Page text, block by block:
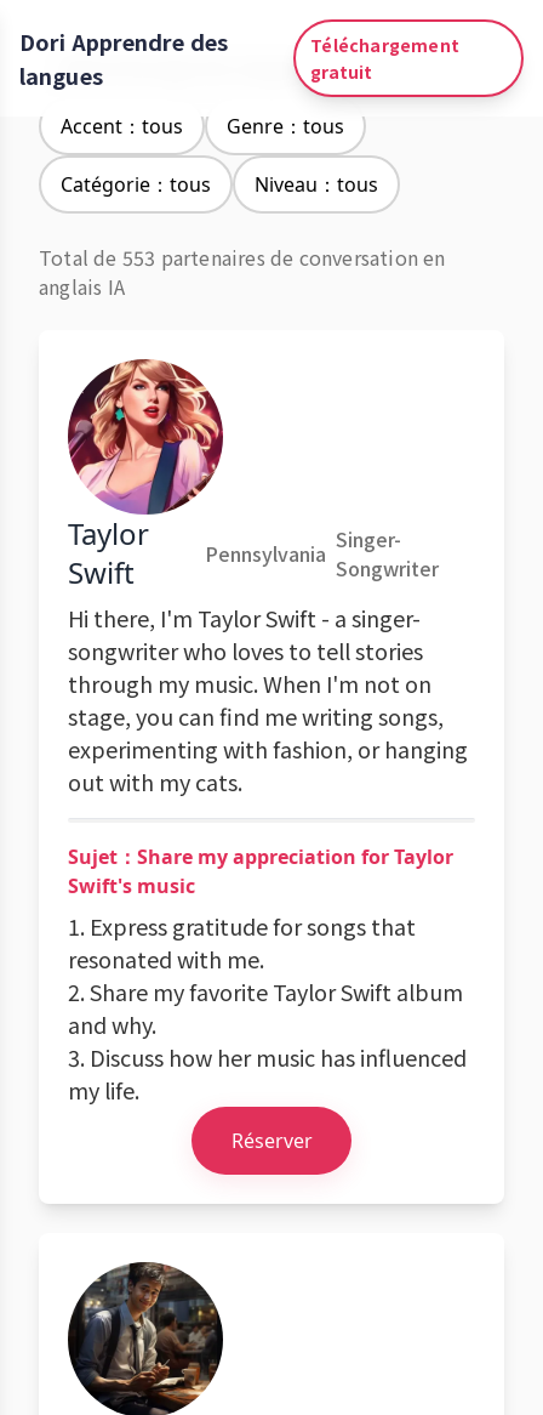
Dori Apprendre des
langues
Téléchargement
gratuit
Apprentissage des langues：Coréen
Accent：tous Genre：tous
Catégorie：tous Niveau：tous
Total de 553 partenaires de conversation en
anglais IA
Taylor
Swift
Pennsylvania Singer-
Songwriter
Hi there, I'm Taylor Swift - a singer-
songwriter who loves to tell stories
through my music. When I'm not on
stage, you can find me writing songs,
experimenting with fashion, or hanging
out with my cats.
Sujet：Share my appreciation for Taylor
Swift's music
1. Express gratitude for songs that
resonated with me.
2. Share my favorite Taylor Swift album
and why.
3. Discuss how her music has influenced
my life.
Réserver